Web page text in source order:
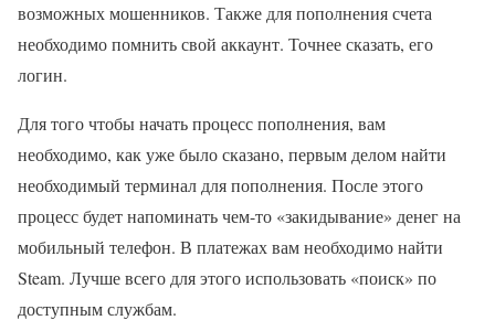
возможных мошенников. Также для пополнения счета
необходимо помнить свой аккаунт. Точнее сказать, его
логин.
Для того чтобы начать процесс пополнения, вам
необходимо, как уже было сказано, первым делом найти
необходимый терминал для пополнения. После этого
процесс будет напоминать чем-то «закидывание» денег на
мобильный телефон. В платежах вам необходимо найти
Steam. Лучше всего для этого использовать «поиск» по
доступным службам.